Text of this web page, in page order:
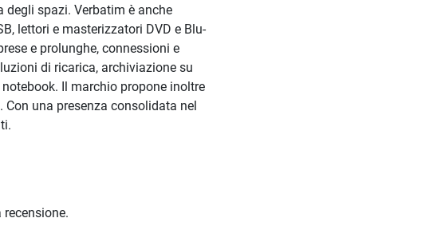
spazi. Verbatim è anche
lettori e masterizzatori DVD e Blu-
e prolunghe, connessioni e
di ricarica, archiviazione su
Il marchio propone inoltre
una presenza consolidata nel